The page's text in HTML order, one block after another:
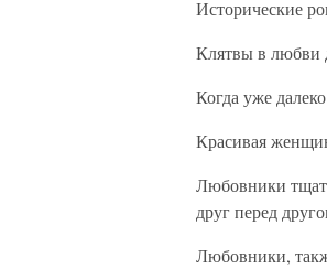
Исторические
Клятвы в любви
Когда уже
Красивая
Любовники
друг перед
Любовники,